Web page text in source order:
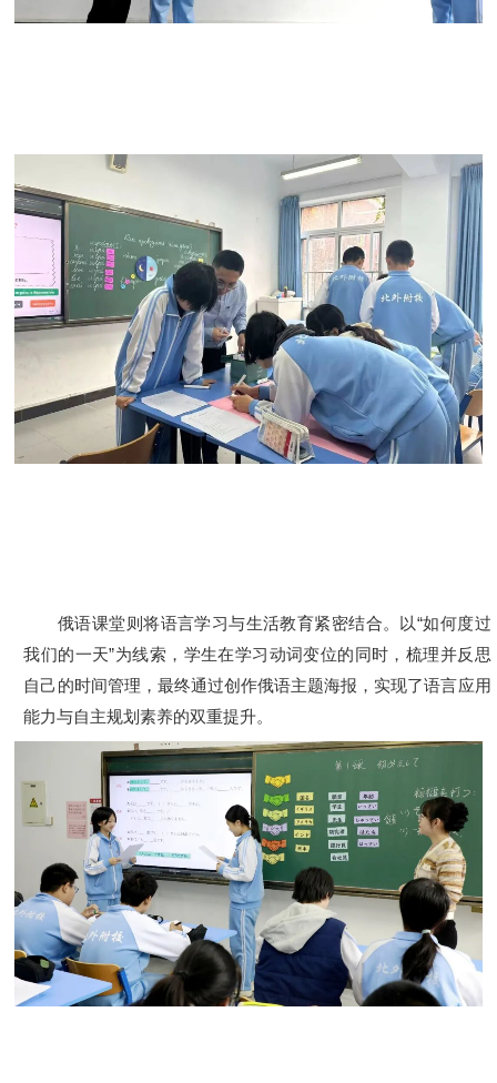
俄语课堂则将语言学习与生活教育紧密结合。以“如何度过
我们的一天”为线索，学生在学习动词变位的同时，梳理并反思
自己的时间管理，最终通过创作俄语主题海报，实现了语言应用
能力与自主规划素养的双重提升。